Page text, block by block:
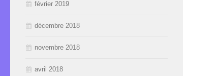
février 2019
décembre 2018
novembre 2018
avril 2018